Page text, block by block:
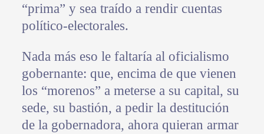
“prima” y sea traído a rendir cuentas
político-electorales.
Nada más eso le faltaría al oficialismo
gobernante: que, encima de que vienen
los “morenos” a meterse a su capital, su
sede, su bastión, a pedir la destitución
de la gobernadora, ahora quieran armar